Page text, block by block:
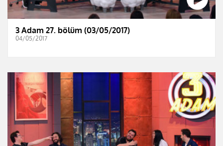
3 Adam 27. bölüm (03/05/2017)
04/05/2017